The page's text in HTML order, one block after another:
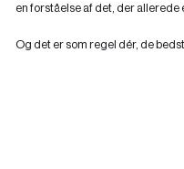
en forståelse af det, der allerede
Og det er som regel dér, de